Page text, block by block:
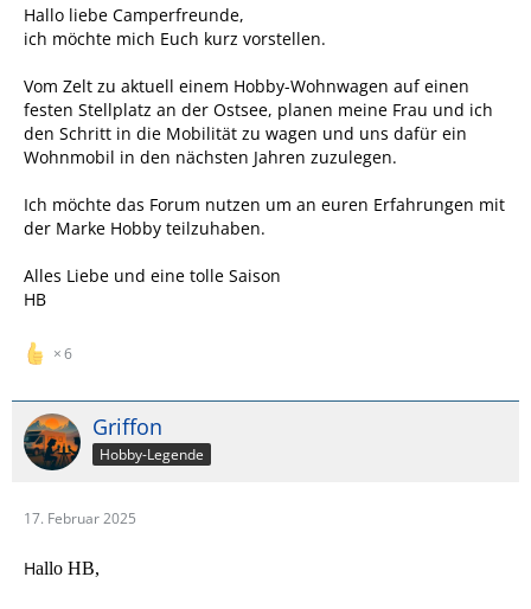
Hallo liebe Camperfreunde,
ich möchte mich Euch kurz vorstellen.
Vom Zelt zu aktuell einem Hobby-Wohnwagen auf einen
festen Stellplatz an der Ostsee, planen meine Frau und ich
den Schritt in die Mobilität zu wagen und uns dafür ein
Wohnmobil in den nächsten Jahren zuzulegen.
Ich möchte das Forum nutzen um an euren Erfahrungen mit
der Marke Hobby teilzuhaben.
Alles Liebe und eine tolle Saison
HB
6
Griffon
Hobby-Legende
17. Februar 2025
Hallo HB,